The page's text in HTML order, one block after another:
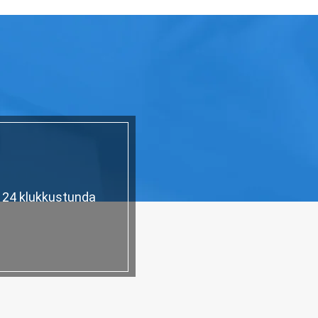
klukkustunda